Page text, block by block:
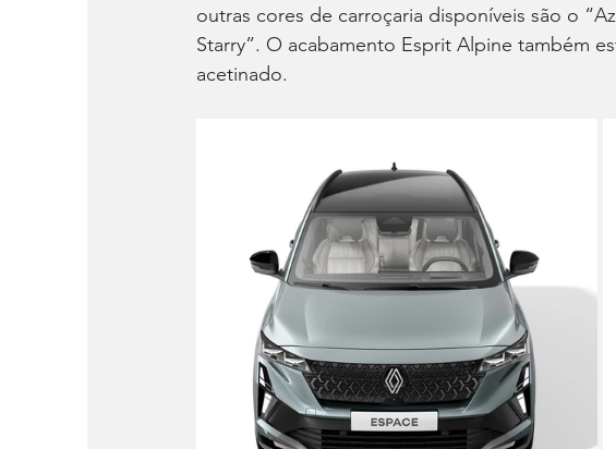
outras cores de carroçaria disponíveis são o
Starry”. O acabamento Esprit Alpine também
acetinado.